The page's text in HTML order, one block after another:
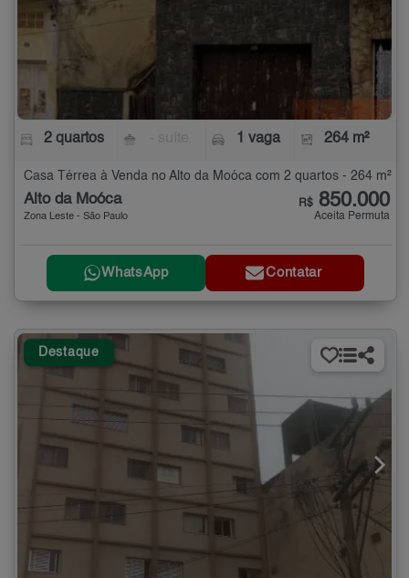
2 quartos 1 vaga 264 m²
Casa Térrea à Venda no Alto da Moóca com 2 quartos - 264 m²
Alto da Moóca
Zona Leste - São Paulo
R$ 850.000
Aceita Permuta
WhatsApp Contatar
Destaque